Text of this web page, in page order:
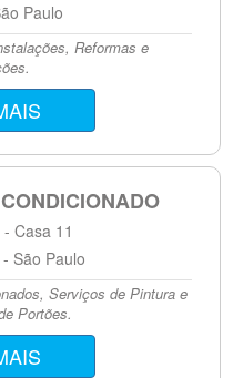
Paulo
Reformas e
Casa 11
São Paulo
Serviços de Pintura e
Portões.